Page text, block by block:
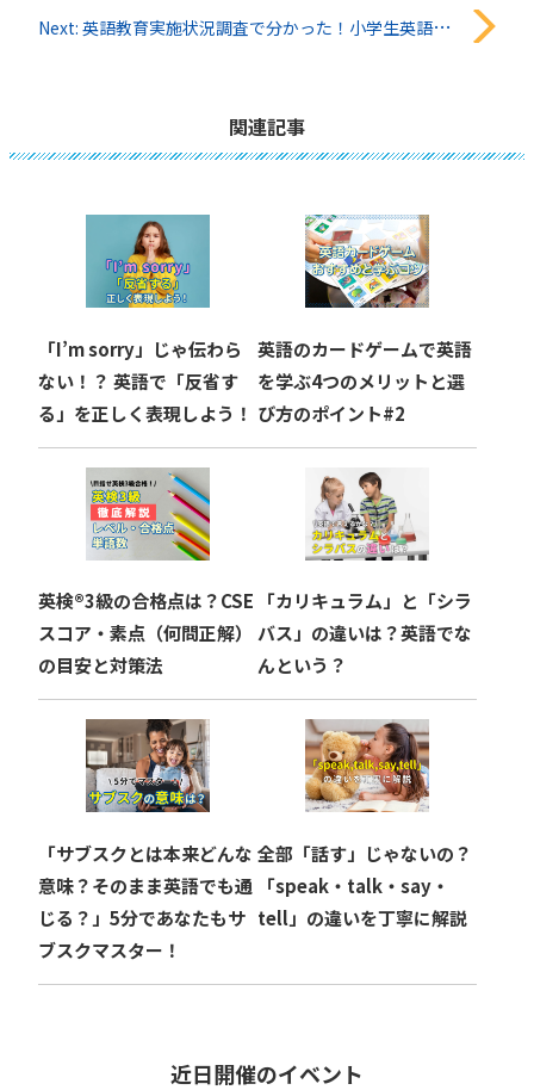
稿
ョ
ン
Next: 英語教育実施状況調査で分かった！小学生英語学習で保護者が意識すべき2つのポイント
関連記事
「I’m sorry」じゃ伝わら
ない！？ 英語で「反省す
る」を正しく表現しよう！
英語のカードゲームで英語
を学ぶ4つのメリットと選
び方のポイント#2
英検®︎3級の合格点は？CSE
スコア・素点（何問正解）
の目安と対策法
「カリキュラム」と「シラ
バス」の違いは？英語でな
んという？
「サブスクとは本来どんな
意味？そのまま英語でも通
じる？」5分であなたもサ
ブスクマスター！
全部「話す」じゃないの？
「speak・talk・say・
tell」の違いを丁寧に解説
近日開催のイベント